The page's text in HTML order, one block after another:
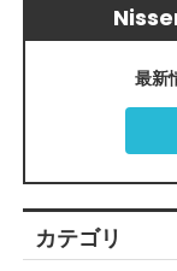
最新
カテゴリ